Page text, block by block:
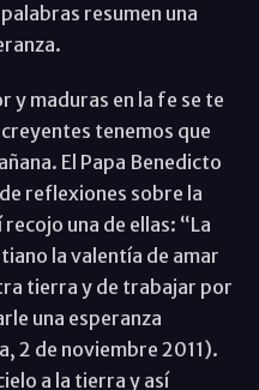
resumen una
y maduras en la fe se te
tenemos que
El Papa Benedicto
reflexiones sobre la
una de ellas: “La
la valentía de amar
tierra y de trabajar por
una esperanza
2 de noviembre 2011).
a la tierra y así